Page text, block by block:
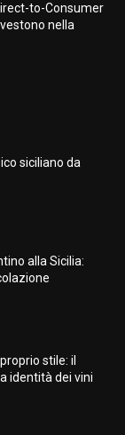
to-Consumer
nella
siciliano da
alla Sicilia:
stile: il
identità dei vini